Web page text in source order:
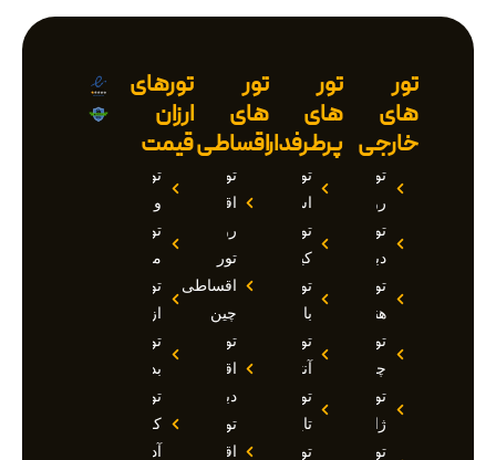
تور
های
خارجی
تور
روسیه
تور
دبی
تور
هند
تور
چین
تور
ژاپن
تور
تور
های
پرطرفدار
تور
استانبول
تور
کیش
تور
بالی
تور
آنتالیا
تور
تایلند
تور
تور
های
اقساطی
تور
اقساطی
روسیه
تور
اقساطی
چین
تور
اقساطی
دبی
تور
اقساطی
تورهای
ارزان
قیمت
تور
وان
تور
مارماریس
تور
ازمیر
تور
بدروم
تور
کوش
آداسی